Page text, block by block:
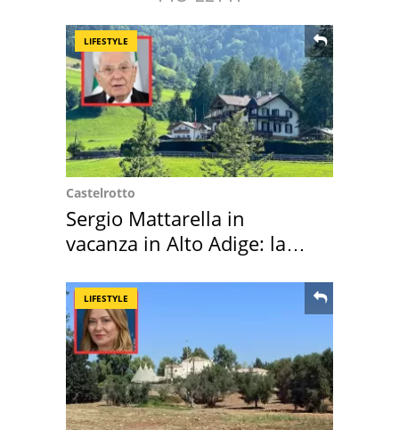
LIFESTYLE
Castelrotto
Sergio Mattarella in
vacanza in Alto Adige: la
LIFESTYLE